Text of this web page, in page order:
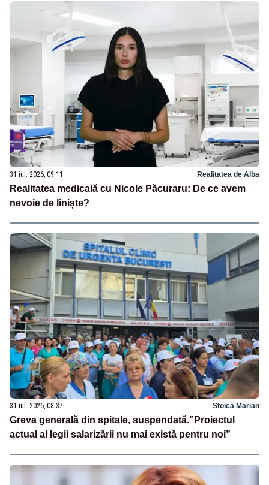
31 iul. 2026, 09:11 Realitatea de Alba
Realitatea medicală cu Nicole Păcuraru: De ce avem
nevoie de liniște?
31 iul. 2026, 08:37 Stoica Marian
Greva generală din spitale, suspendată.”Proiectul
actual al legii salarizării nu mai există pentru noi”